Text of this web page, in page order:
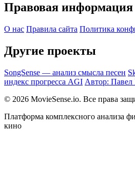
Правовая информация
О нас Правила сайта Политика
Другие проекты
SongSense — анализ смысла песен
индекс прогресса AGI Автор: Павел
© 2026 MovieSense.io. Все права
Платформа комплексного анализа
кино